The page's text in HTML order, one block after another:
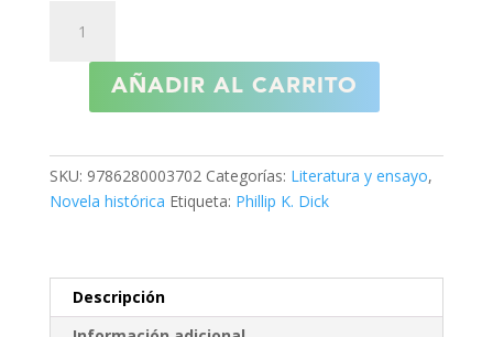
HOMBRE
CASTILLO
AÑADIR AL CARRITO
SKU: 9786280003702 Categorías: Literatura y ensayo,
Novela histórica Etiqueta: Phillip K. Dick
Descripción